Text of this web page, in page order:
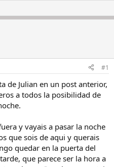
#1
de Julian en un post anterior,
a todos la posibilidad de
y vayais a pasar la noche
que sois de aqui y querais
quedar en la puerta del
que parece ser la hora a